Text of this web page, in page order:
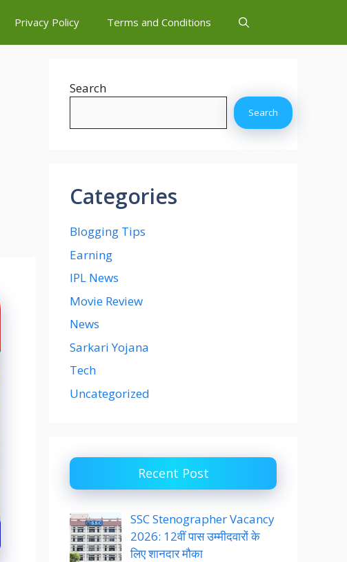
Privacy Policy Terms and Conditions
Search
Search
Categories
Blogging Tips
Earning
IPL News
Movie Review
News
Sarkari Yojana
Tech
Uncategorized
Recent Post
SSC Stenographer Vacancy
2026: 12वीं पास उम्मीदवारों के
लिए शानदार मौका